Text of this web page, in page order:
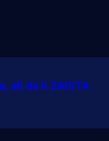
ali da li ZAISTA